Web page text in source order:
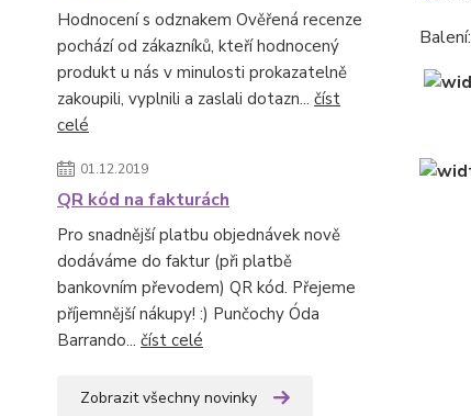
Hodnocení s odznakem Ověřená recenze
pochází od zákazníků, kteří hodnocený
produkt u nás v minulosti prokazatelně
zakoupili, vyplnili a zaslali dotazn... číst
celé
01.12.2019
QR kód na fakturách
Pro snadnější platbu objednávek nově
dodáváme do faktur (při platbě
bankovním převodem) QR kód. Přejeme
příjemnější nákupy! :) Punčochy Óda
Barrando... číst celé
Zobrazit všechny novinky